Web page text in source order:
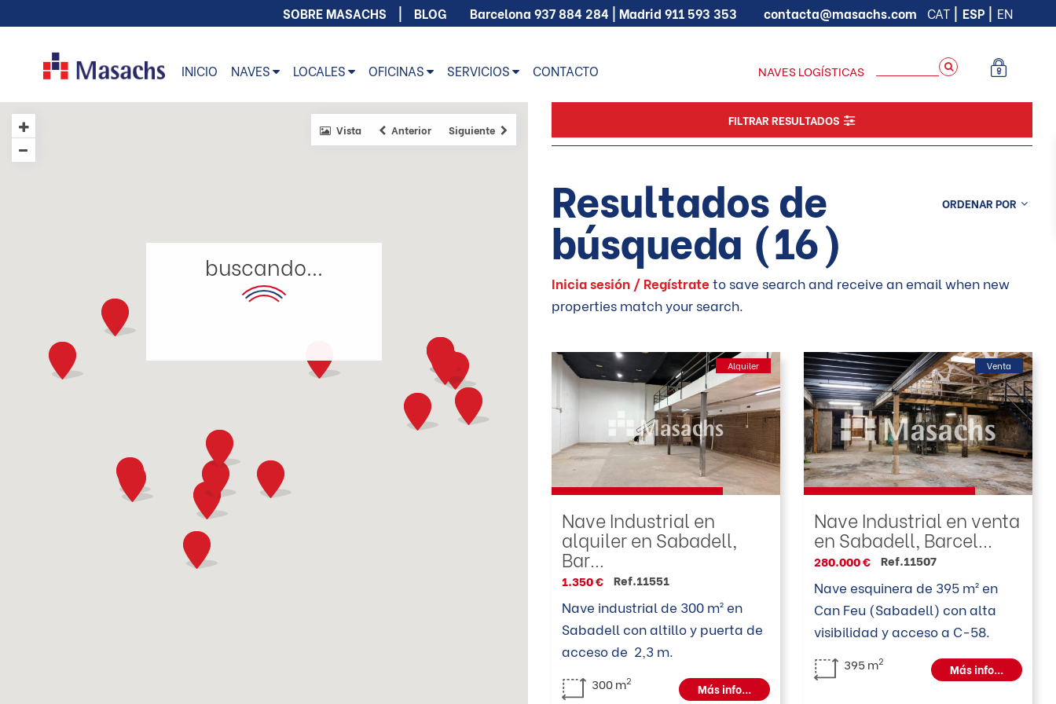
SOBRE MASACHS BLOG Barcelona 937 884 284 | Madrid 911 593 353 contacta@masachs.com CAT ESP EN
INICIO NAVES LOCALES OFICINAS SERVICIOS CONTACTO NAVES LOGÍSTICAS
buscando...
Vista Anterior Siguiente
FILTRAR RESULTADOS
ORDENAR POR
Resultados de
búsqueda (16)
Inicia sesión / Regístrate to save search and receive an email when new
properties match your search.
Alquiler
Nave Industrial en
alquiler en Sabadell,
Bar...
Ref.11551
1.350 €
Nave industrial de 300 m² en
Sabadell con altillo y puerta de
acceso de 2,3 m.
300 m2 Más info...
Venta
Nave Industrial en venta
en Sabadell, Barcel...
Ref.11507
280.000 €
Nave esquinera de 395 m² en
Can Feu (Sabadell) con alta
visibilidad y acceso a C-58.
395 m2 Más info...